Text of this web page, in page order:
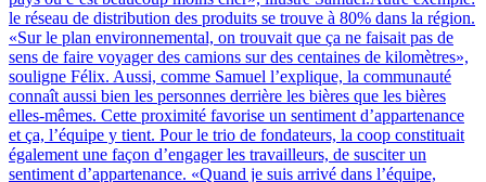
le réseau de distribution des produits se trouve à 80% dans la région.
«Sur le plan environnemental, on trouvait que ça ne faisait pas de
sens de faire voyager des camions sur des centaines de kilomètres»,
souligne Félix. Aussi, comme Samuel l’explique, la communauté
connaît aussi bien les personnes derrière les bières que les bières
elles-mêmes. Cette proximité favorise un sentiment d’appartenance
et ça, l’équipe y tient. Pour le trio de fondateurs, la coop constituait
également une façon d’engager les travailleurs, de susciter un
sentiment d’appartenance. «Quand je suis arrivé dans l’équipe,